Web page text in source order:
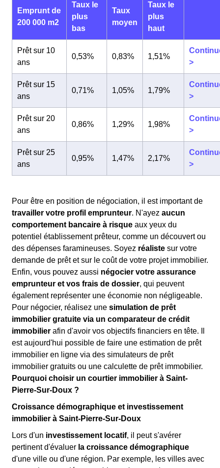
Emprunt de
200 000 m2
Taux le
plus
bas
Taux
moyen
Taux le
plus
haut
Prêt sur 10
ans
0,53% 0,83% 1,51%
>
Prêt sur 15
ans
0,71% 1,05% 1,79%
>
Prêt sur 20
ans
0,86% 1,29% 1,98%
>
Prêt sur 25
ans
0,95% 1,47% 2,17%
>
Pour être en position de négociation, il est important de
travailler votre profil emprunteur. N'ayez aucun
comportement bancaire à risque aux yeux du
potentiel établissement prêteur, comme un découvert ou
des dépenses faramineuses. Soyez réaliste sur votre
demande de prêt et sur le coût de votre projet immobilier.
Enfin, vous pouvez aussi négocier votre assurance
emprunteur et vos frais de dossier, qui peuvent
également représenter une économie non négligeable.
Pour négocier, réalisez une simulation de prêt
immobilier gratuite via un comparateur de crédit
immobilier afin d'avoir vos objectifs financiers en tête. Il
est aujourd'hui possible de faire une estimation de prêt
immobilier en ligne via des simulateurs de prêt
immobilier gratuits ou une calculette de prêt immobilier.
Pourquoi choisir un courtier immobilier à Saint-
Pierre-Sur-Doux ?
Croissance démographique et investissement
immobilier à Saint-Pierre-Sur-Doux
Lors d'un investissement locatif, il peut s'avérer
pertinent d'évaluer la croissance démographique
d'une ville ou d'une région. Par exemple, les villes avec